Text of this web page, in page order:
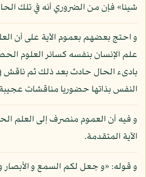
شيئا» فإن من الضروري أنه في تلك
و احتج بعضهم بعموم الآية على أن
علم الإنسان بنفسه كسائر العلوم
بادىء الحال حادث بعد ذلك ثم ناقش
النفس بذاتها حضوريا مناقشات
و فيه أن العموم منصرف إلى العلم
الآية المتقدمة.
و قوله: «و جعل لكم السمع و الأبصار